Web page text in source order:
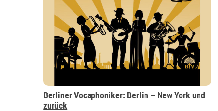
Berliner Vocaphoniker: Berlin – New York und
zurück